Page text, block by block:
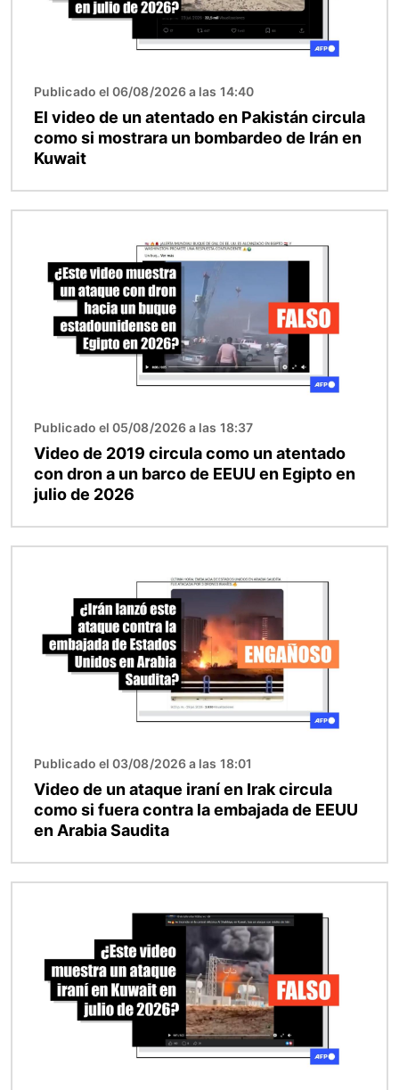
Publicado el 06/08/2026 a las 14:40
El video de un atentado en Pakistán circula
como si mostrara un bombardeo de Irán en
Kuwait
Publicado el 05/08/2026 a las 18:37
Video de 2019 circula como un atentado
con dron a un barco de EEUU en Egipto en
julio de 2026
Publicado el 03/08/2026 a las 18:01
Video de un ataque iraní en Irak circula
como si fuera contra la embajada de EEUU
en Arabia Saudita